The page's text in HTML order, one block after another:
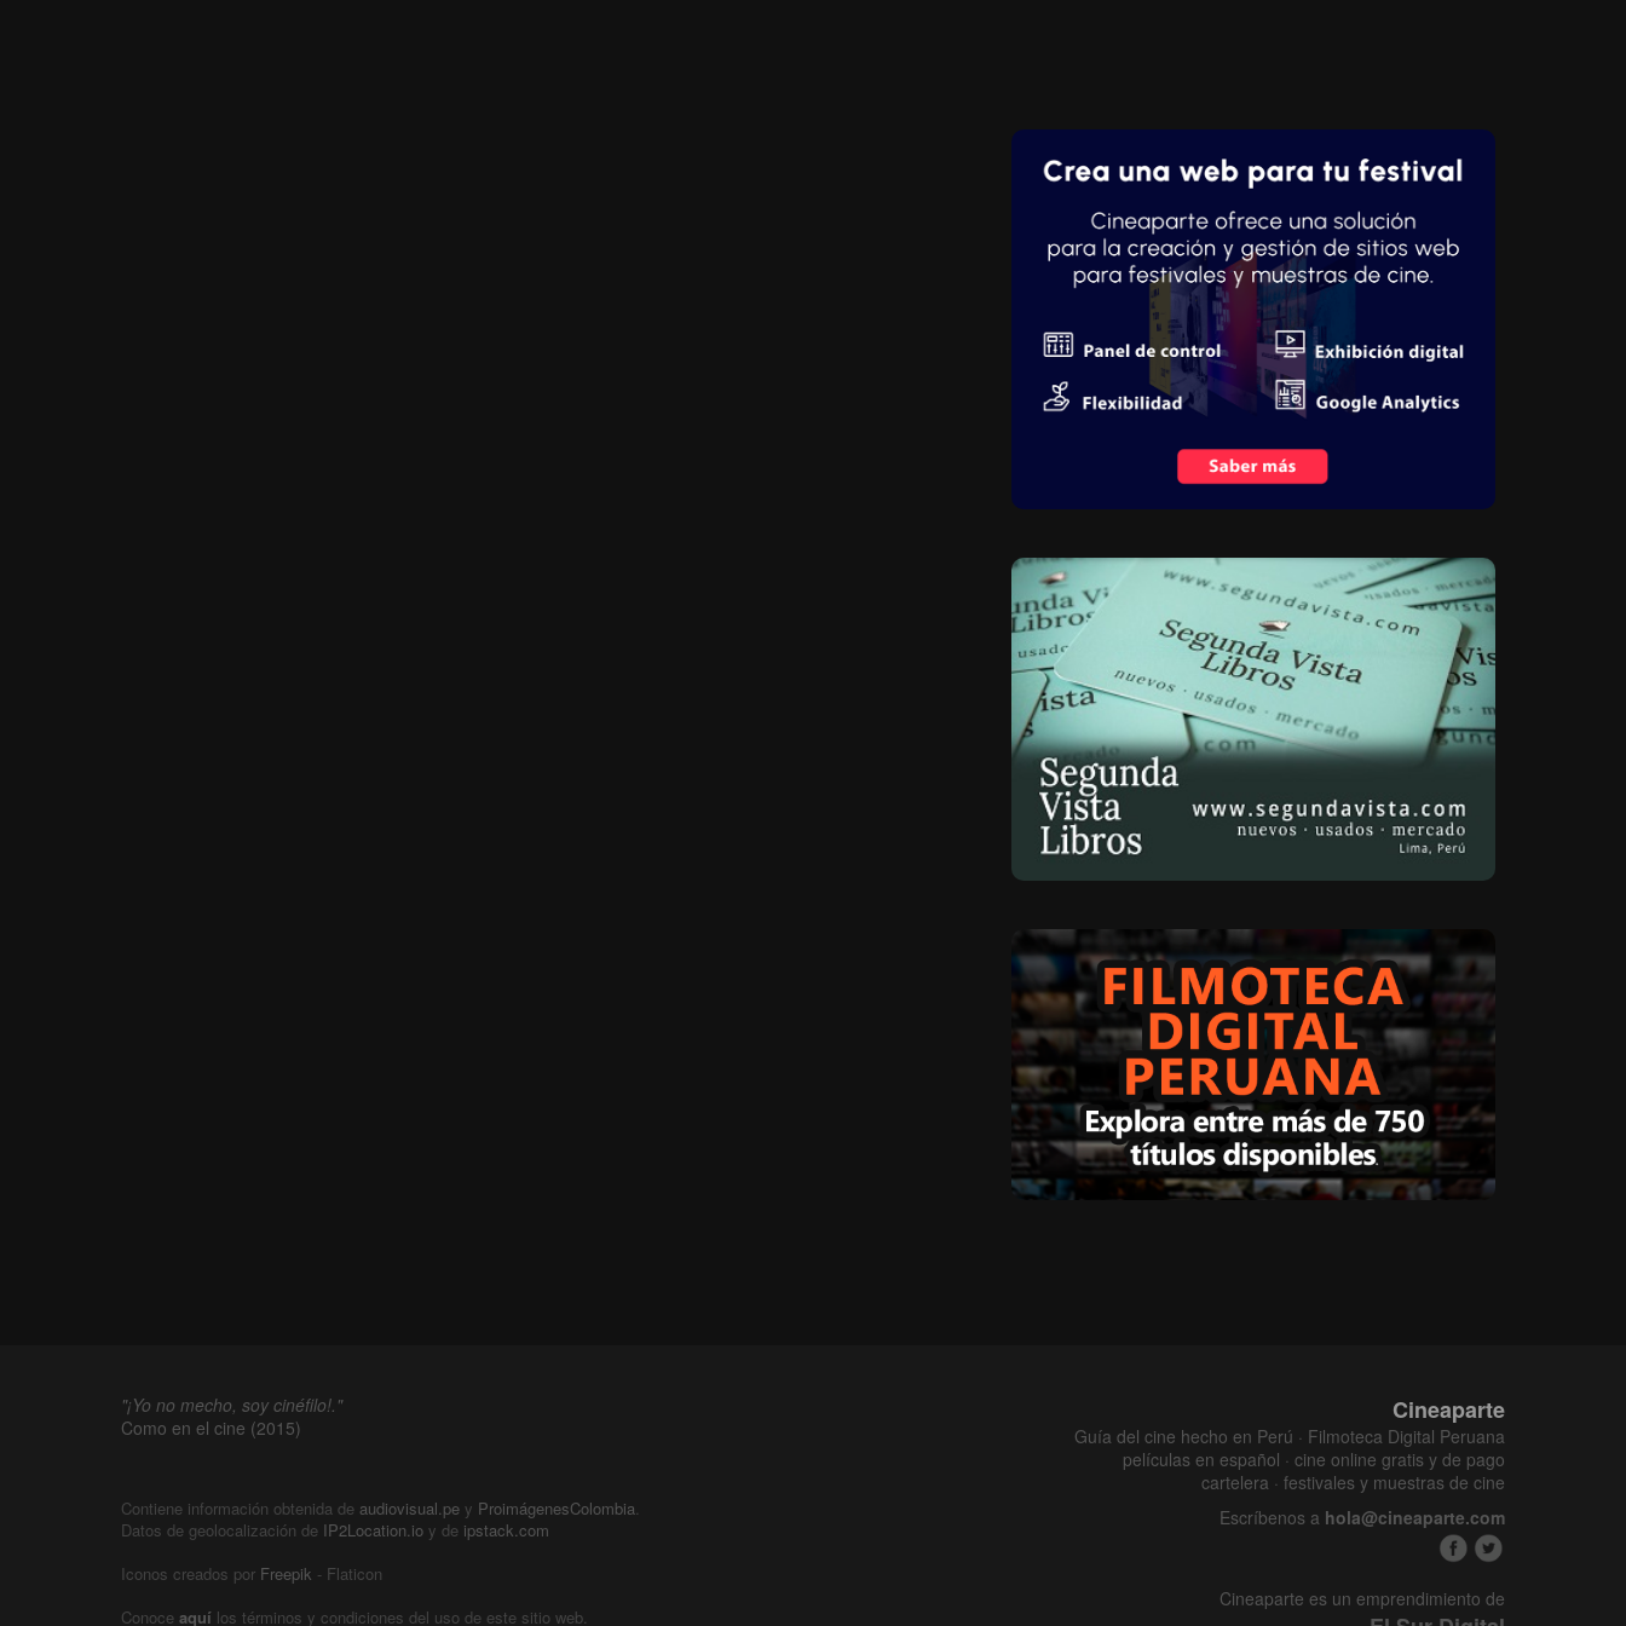
"¡Yo no mecho, soy cinéfilo!."
Como en el cine (2015)
Contiene información obtenida de audiovisual.pe y ProimágenesColombia.
Datos de geolocalización de IP2Location.io y de ipstack.com
Iconos creados por Freepik - Flaticon
Conoce aquí los términos y condiciones del uso de este sitio web.
Cineaparte
Guía del cine hecho en Perú · Filmoteca Digital Peruana
películas en español · cine online gratis y de pago
cartelera · festivales y muestras de cine
Escríbenos a hola@cineaparte.com
Cineaparte es un emprendimiento de